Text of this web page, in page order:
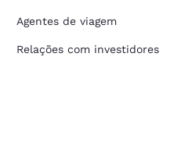
Agentes de viagem
Relações com investidores